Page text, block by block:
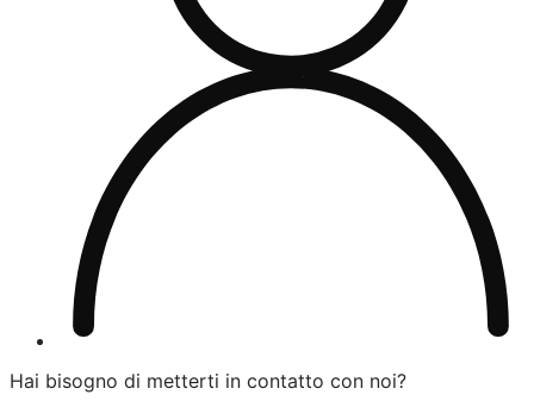
Hai bisogno di metterti in contatto con noi?